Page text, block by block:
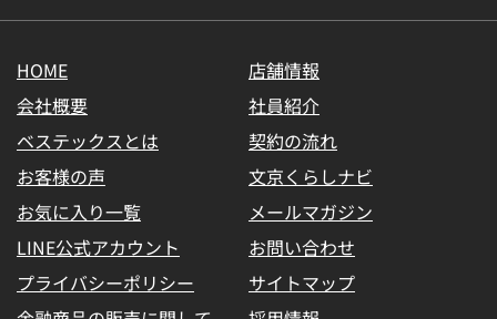
HOME
店舗情報
会社概要
社員紹介
ベステックスとは
契約の流れ
お客様の声
文京くらしナビ
お気に入り一覧
メールマガジン
LINE公式アカウント
お問い合わせ
プライバシーポリシー
サイトマップ